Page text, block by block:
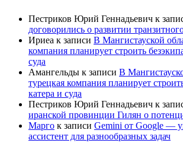
Пестриков Юрий Геннадьевич к
договорились о развитии
Ириеа к записи В Мангистауской
компания планирует строить
суда
Амангельды к записи В
турецкая компания планирует
катера и суда
Пестриков Юрий Геннадьевич к
иранской провинции Гилян о
Марго к записи Gemini от Google —
ассистент для разнообразных задач